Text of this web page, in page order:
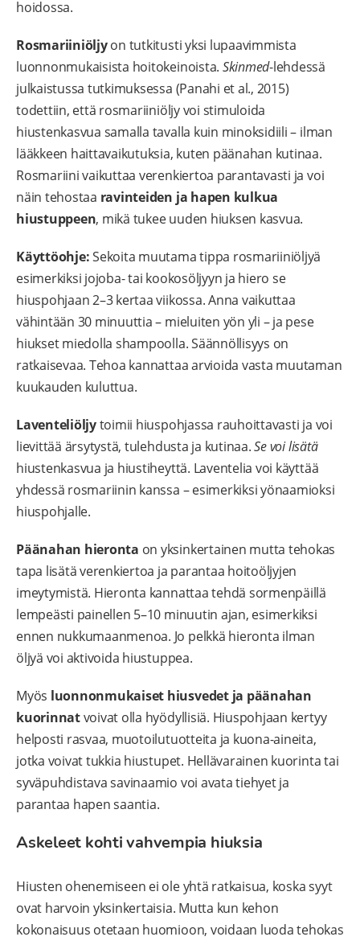
hoidossa.
Rosmariiniöljyon tutkitusti yksi lupaavimmista
luonnonmukaisista hoitokeinoista. Skinmed-lehdessä
julkaistussa tutkimuksessa (Panahi et al., 2015)
todettiin, että rosmariiniöljy voi stimuloida
hiustenkasvua samalla tavalla kuin minoksidiili – ilman
lääkkeen haittavaikutuksia, kuten päänahan kutinaa.
Rosmariini vaikuttaa verenkiertoa parantavasti ja voi
näin tehostaa ravinteiden ja hapen kulkua
hiustuppeen, mikä tukee uuden hiuksen kasvua.
Käyttöohje:Sekoita muutama tippa rosmariiniöljyä
esimerkiksi jojoba- tai kookosöljyyn ja hiero se
hiuspohjaan 2–3 kertaa viikossa. Anna vaikuttaa
vähintään 30 minuuttia – mieluiten yön yli – ja pese
hiukset miedolla shampoolla. Säännöllisyys on
ratkaisevaa. Tehoa kannattaa arvioida vasta muutaman
kuukauden kuluttua.
Laventeliöljytoimii hiuspohjassa rauhoittavasti ja voi
lievittää ärsytystä, tulehdusta ja kutinaa.Se voi lisätä
hiustenkasvua ja hiustiheyttä. Laventelia voi käyttää
yhdessä rosmariinin kanssa – esimerkiksi yönaamioksi
hiuspohjalle.
Päänahan hieronta on yksinkertainen mutta tehokas
tapa lisätä verenkiertoa ja parantaa hoitoöljyjen
imeytymistä. Hieronta kannattaa tehdä sormenpäillä
lempeästi painellen 5–10 minuutin ajan, esimerkiksi
ennen nukkumaanmenoa. Jo pelkkä hieronta ilman
öljyä voi aktivoida hiustuppea.
Myös luonnonmukaiset hiusvedet ja päänahan
kuorinnatvoivat olla hyödyllisiä. Hiuspohjaan kertyy
helposti rasvaa, muotoilutuotteita ja kuona-aineita,
jotka voivat tukkia hiustupet. Hellävarainen kuorinta tai
syväpuhdistava savinaamio voi avata tiehyet ja
parantaa hapen saantia.
Askeleet kohti vahvempia hiuksia
Hiusten ohenemiseen ei ole yhtä ratkaisua, koska syyt
ovat harvoin yksinkertaisia. Mutta kun kehon
kokonaisuus otetaan huomioon, voidaan luoda tehokas